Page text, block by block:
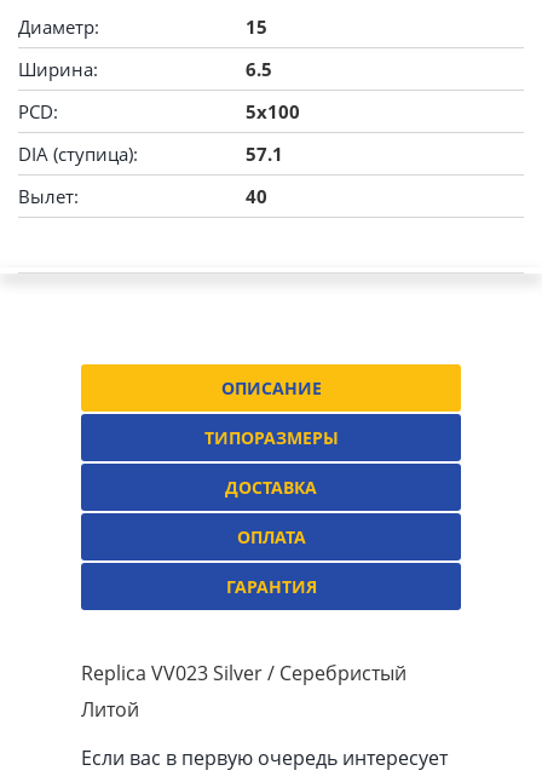
Диаметр:
15
Ширина:
6.5
PCD:
5x100
DIA (ступица):
57.1
Вылет:
40
ОПИСАНИЕ
ТИПОРАЗМЕРЫ
ДОСТАВКА
ОПЛАТА
ГАРАНТИЯ
Replica VV023 Silver / Серебристый
Литой
Если вас в первую очередь интересует